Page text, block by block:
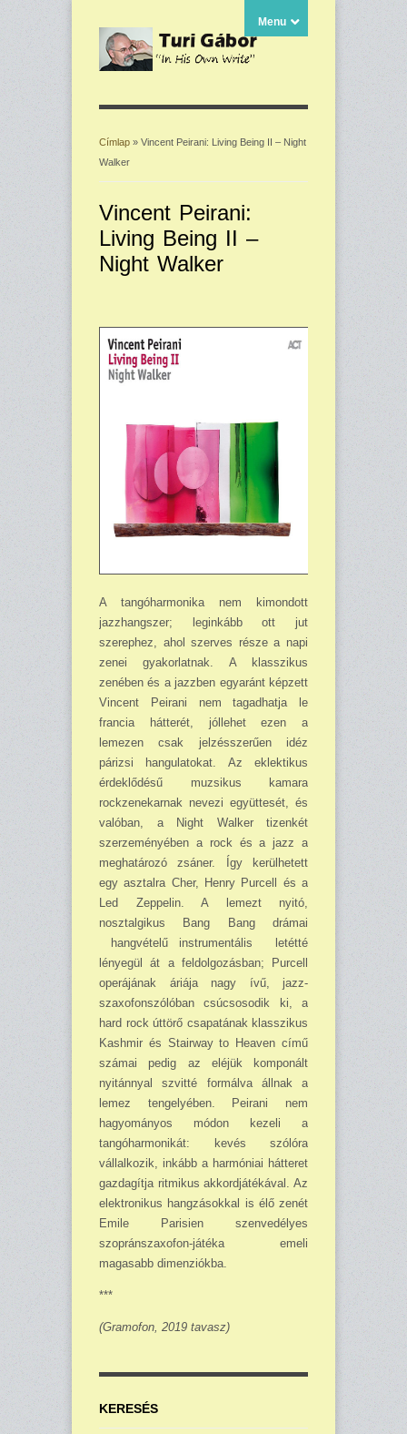
Menu
Jelenlegi hely
Címlap » Vincent Peirani: Living Being II – Night
Walker
Vincent Peirani:
Living Being II –
Night Walker
A tangóharmonika nem kimondott
jazzhangszer; leginkább ott jut
szerephez, ahol szerves része a napi
zenei gyakorlatnak. A klasszikus
zenében és a jazzben egyaránt képzett
Vincent Peirani nem tagadhatja le
francia hátterét, jóllehet ezen a
lemezen csak jelzésszerűen idéz
párizsi hangulatokat. Az eklektikus
érdeklődésű muzsikus kamara
rockzenekarnak nevezi együttesét, és
valóban, a Night Walker tizenkét
szerzeményében a rock és a jazz a
meghatározó zsáner. Így kerülhetett
egy asztalra Cher, Henry Purcell és a
Led Zeppelin. A lemezt nyitó,
nosztalgikus Bang Bang drámai
hangvételű instrumentális letétté
lényegül át a feldolgozásban; Purcell
operájának áriája nagy ívű, jazz-
szaxofonszólóban csúcsosodik ki, a
hard rock úttörő csapatának klasszikus
Kashmir és Stairway to Heaven című
számai pedig az eléjük komponált
nyitánnyal szvitté formálva állnak a
lemez tengelyében. Peirani nem
hagyományos módon kezeli a
tangóharmonikát: kevés szólóra
vállalkozik, inkább a harmóniai hátteret
gazdagítja ritmikus akkordjátékával. Az
elektronikus hangzásokkal is élő zenét
Emile Parisien szenvedélyes
szopránszaxofon-játéka emeli
magasabb dimenziókba.
***
(Gramofon, 2019 tavasz)
KERESÉS